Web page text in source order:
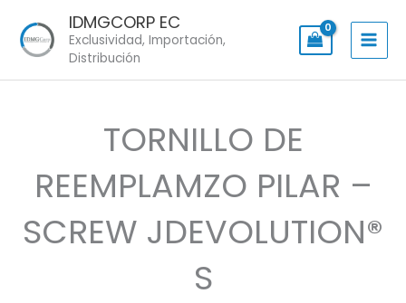
content
IDMGCORP EC
Exclusividad, Importación,
Distribución
TORNILLO DE
REEMPLAMZO PILAR –
SCREW JDEVOLUTION®
S